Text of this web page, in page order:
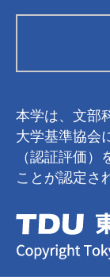
本学は、文部
大学基準協会
（認証評価
ことが認定さ